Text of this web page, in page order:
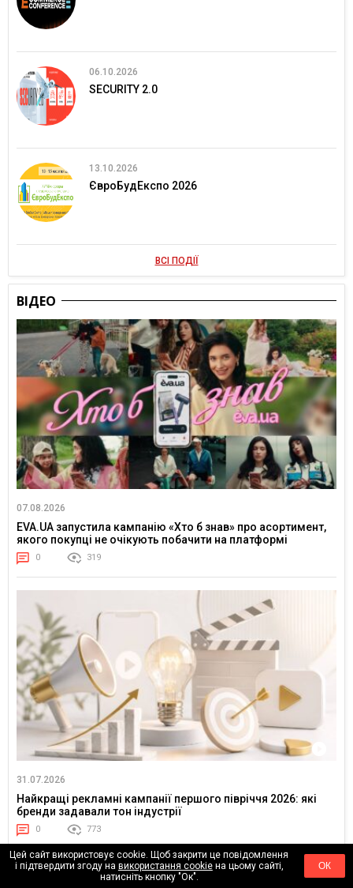
06.10.2026
SECURITY 2.0
13.10.2026
ЄвроБудЕкспо 2026
ВСІ ПОДІЇ
ВІДЕО
07.08.2026
EVA.UA запустила кампанію «Хто б знав» про асортимент,
якого покупці не очікують побачити на платформі
0 319
31.07.2026
Найкращі рекламні кампанії першого півріччя 2026: які
бренди задавали тон індустрії
0 773
Цей сайт використовує cookie. Щоб закрити це повідомлення
і підтвердити згоду на використання cookieна цьому сайті,
натисніть кнопку "Ок".
ОК